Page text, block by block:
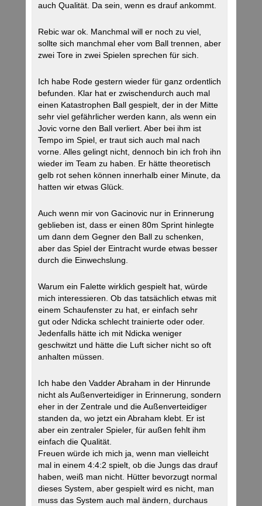
auch Qualität. Da sein, wenn es drauf ankommt.
Rebic war ok. Manchmal will er noch zu viel,
sollte sich manchmal eher vom Ball trennen, aber
zwei Tore in zwei Spielen sprechen für sich.
Ich habe Rode gestern wieder für ganz ordentlich
befunden. Klar hat er zwischendurch auch mal
einen Katastrophen Ball gespielt, der in der Mitte
sehr viel gefährlicher werden kann, als wenn ein
Jovic vorne den Ball verliert. Aber bei ihm ist
Tempo im Spiel, er traut sich auch mal nach
vorne. Alles gelingt nicht, dennoch bin ich froh ihn
wieder im Team zu haben. Er hätte theoretisch
gelb rot sehen können innerhalb einer Minute, da
hatten wir etwas Glück.
Auch wenn mir von Gacinovic nur in Erinnerung
geblieben ist, dass er einen 80m Sprint hinlegte
um dann dem Gegner den Ball zu schenken,
aber das Spiel der Eintracht wurde etwas besser
durch die Einwechslung.
Warum ein Falette wirklich gespielt hat, würde
mich interessieren. Ob das tatsächlich etwas mit
einem Schaufenster zu hat, er einfach sehr
gut oder Ndicka schlecht trainierte oder oder.
Jedenfalls hätte ich mit Ndicka weniger
geschwitzt und hätte die Luft sicher nicht so oft
anhalten müssen.
Ich habe den Vadder Abraham in der Hinrunde
nicht als Außenverteidiger in Erinnerung, sondern
eher in der Zentrale und die Außenverteidiger
standen da, wo jetzt ein Abraham klebt. Er ist
aber ein zentraler Spieler, für außen fehlt ihm
einfach die Qualität.
Freuen würde ich mich ja, wenn man vielleicht
mal in einem 4:4:2 spielt, ob die Jungs das drauf
haben, weiß man nicht. Hütter bevorzugt normal
dieses System, aber gespielt wird es nicht, man
muss das System auch mal ändern, durchaus